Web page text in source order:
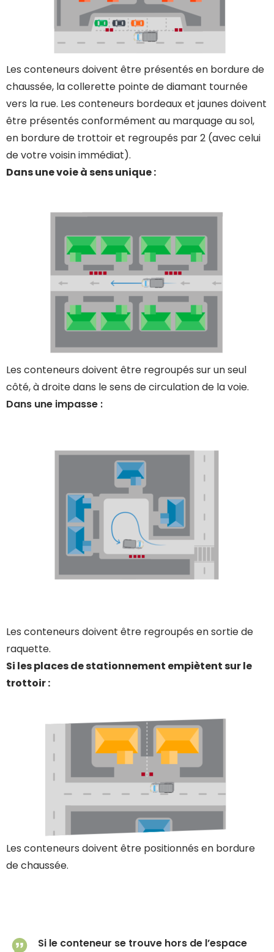
Les conteneurs doivent être présentés en bordure de
chaussée, la collerette pointe de diamant tournée
vers la rue. Les conteneurs bordeaux et jaunes doivent
être présentés conformément au marquage au sol,
en bordure de trottoir et regroupés par 2 (avec celui
de votre voisin immédiat).
Dans une voie à sens unique :
Les conteneurs doivent être regroupés sur un seul
côté, à droite dans le sens de circulation de la voie.
Dans une impasse :
Les conteneurs doivent être regroupés en sortie de
raquette.
Si les places de stationnement empiètent sur le
trottoir :
Les conteneurs doivent être positionnés en bordure
de chaussée.
Si le conteneur se trouve hors de l’espace